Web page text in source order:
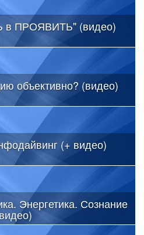
в ПРОЯВИТЬ" (видео)
объективно? (видео)
(+ видео)
Энергетика. Сознание